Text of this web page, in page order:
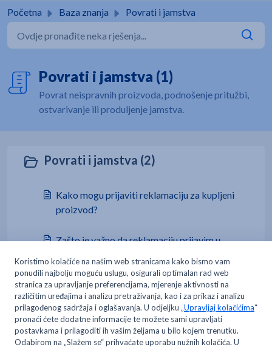
Početna Baza znanja Povrati i jamstva
Povrati i jamstva (1)
Povrat neispravnih proizvoda, podnošenje pritužbi,
ostvarivanje ili produljenje jamstva.
Povrati i jamstva (2)
Kako mogu prijaviti reklamaciju za kupljeni
proizvod?
Zašto je važno da reklamaciju prijavim u